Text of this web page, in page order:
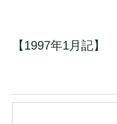
【1997年1月記】